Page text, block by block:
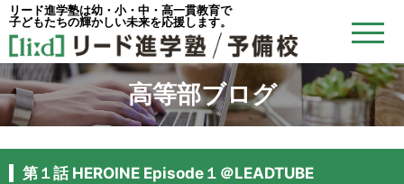
リード進学塾は幼・小・中・高一貫教育で
子どもたちの輝かしい未来を応援します。
高等部ブログ
第１話 HEROINE Episode１＠LEADTUBE